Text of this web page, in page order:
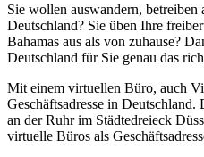
Sie wollen auswandern, betreiben
Deutschland? Sie üben Ihre
Bahamas aus als von zuhause?
Deutschland für Sie genau das
Mit einem virtuellen Büro, auch
Geschäftsadresse in
an der Ruhr im Städtedreieck
virtuelle Büros als